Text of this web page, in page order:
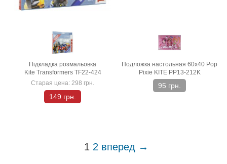
Підкладка розмальовка
Kite Transformers TF22-424
Старая цена: 298 грн.
149 грн.
Подложка настольная 60х40 Pop
Pixie KITE PP13-212K
95 грн.
1 2 вперед